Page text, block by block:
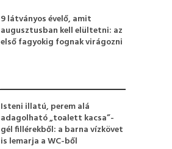
9 látványos évelő, amit
augusztusban kell elültetni: az
első fagyokig fognak virágozni
Isteni illatú, perem alá
adagolható „toalett kacsa”-
gél fillérekből: a barna vízkövet
is lemarja a WC-ből